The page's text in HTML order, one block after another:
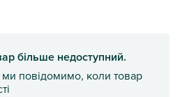
більше недоступний.
ми повідомимо, коли товар